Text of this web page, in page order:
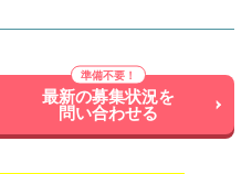
最新の募集状況を
問い合わせる